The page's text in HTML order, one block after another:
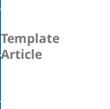
Template
Article